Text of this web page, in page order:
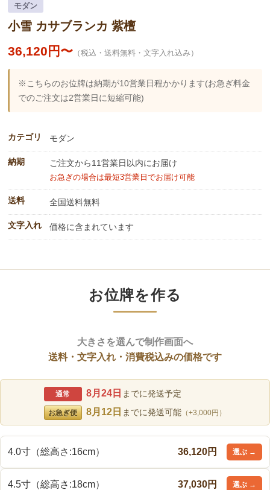
モダン
小雪 カサブランカ 紫檀
36,120円〜（税込・送料無料・文字入れ込み）
※こちらのお位牌は納期が10営業日程かかります(お急ぎ料金
でのご注文は2営業日に短縮可能)
カテゴリ モダン
納期 ご注文から11営業日以内にお届け
お急ぎの場合は最短3営業日でお届け可能
送料 全国送料無料
文字入れ 価格に含まれています
お位牌を作る
大きさを選んで制作画面へ
送料・文字入れ・消費税込みの価格です
通常 8月24日 までに発送予定
お急ぎ便 8月12日 までに発送可能 （+3,000円）
4.0寸（総高さ:16cm） 36,120円
4.5寸（総高さ:18cm） 37,030円